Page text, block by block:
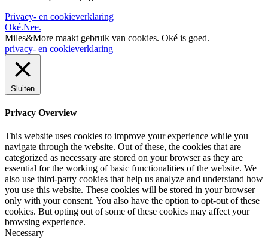
Privacy- en cookieverklaring
Oké.Nee.
Miles&More maakt gebruik van cookies. Oké is goed.
privacy- en cookieverklaring
Sluiten
Privacy Overview
This website uses cookies to improve your experience while you
navigate through the website. Out of these, the cookies that are
categorized as necessary are stored on your browser as they are
essential for the working of basic functionalities of the website. We
also use third-party cookies that help us analyze and understand how
you use this website. These cookies will be stored in your browser
only with your consent. You also have the option to opt-out of these
cookies. But opting out of some of these cookies may affect your
browsing experience.
Necessary